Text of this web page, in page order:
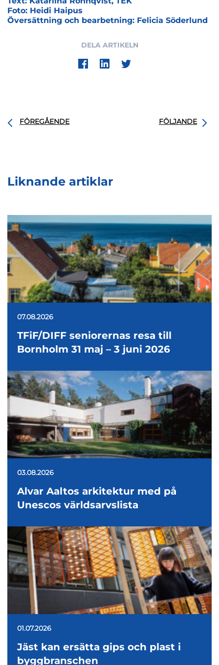
Foto: Heidi Haipus
Översättning och bearbetning: Felicia Söderlund
DELA ARTIKELN
FÖREGÅENDE FÖLJANDE
Liknande artiklar
07.08.2026
TFiF/DIFF seniorernas resa till
Bornholm 31 maj – 3 juni 2026
03.08.2026
Alvar Aaltos arkitektur med på
Unescos världsarvslista
01.07.2026
Jäst kan ersätta gips och plast i
byggbranschen